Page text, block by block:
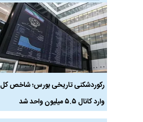
رکوردشکنی تاریخی بورس؛ شاخص کل
وارد کانال ۵.۵ میلیون واحد شد